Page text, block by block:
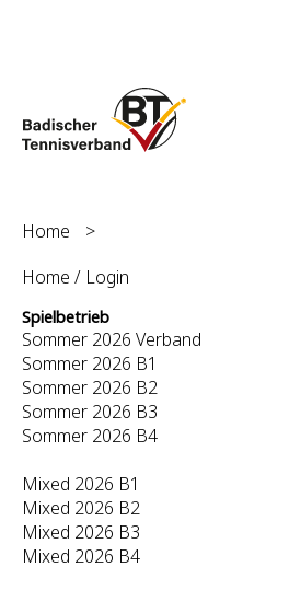
Home
>
Home / Login
Spielbetrieb
Sommer 2026 Verband
Sommer 2026 B1
Sommer 2026 B2
Sommer 2026 B3
Sommer 2026 B4
Mixed 2026 B1
Mixed 2026 B2
Mixed 2026 B3
Mixed 2026 B4